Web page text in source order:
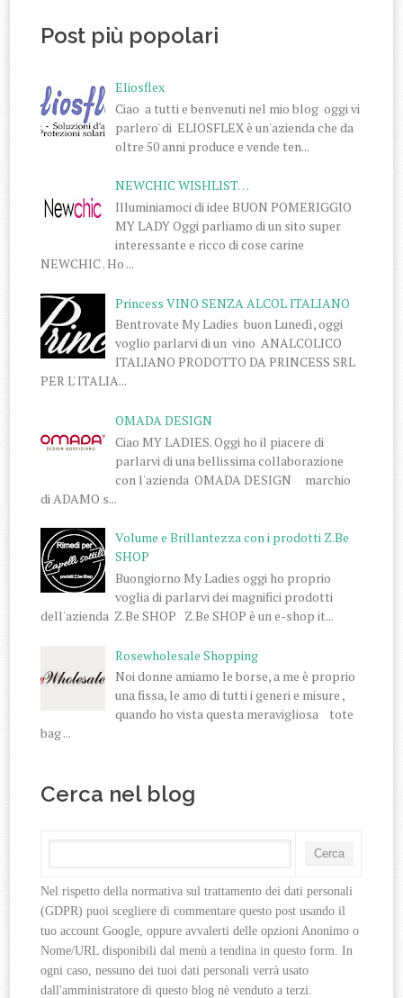
Post più popolari
Eliosflex
Ciao a tutti e benvenuti nel mio blog oggi vi
parlero' di ELIOSFLEX è un'azienda che da
oltre 50 anni produce e vende ten...
NEWCHIC WISHLIST…
Illuminiamoci di idee BUON POMERIGGIO
MY LADY Oggi parliamo di un sito super
interessante e ricco di cose carine
NEWCHIC . Ho ...
Princess VINO SENZA ALCOL ITALIANO
Bentrovate My Ladies buon Lunedì, oggi
voglio parlarvi di un vino ANALCOLICO
ITALIANO PRODOTTO DA PRINCESS SRL
PER L' ITALIA...
OMADA DESIGN
Ciao MY LADIES. Oggi ho il piacere di
parlarvi di una bellissima collaborazione
con l'azienda OMADA DESIGN marchio
di ADAMO s...
Volume e Brillantezza con i prodotti Z.Be
SHOP
Buongiorno My Ladies oggi ho proprio
voglia di parlarvi dei magnifici prodotti
dell'azienda Z.Be SHOP Z.Be SHOP è un e-shop it...
Rosewholesale Shopping
Noi donne amiamo le borse, a me è proprio
una fissa, le amo di tutti i generi e misure ,
quando ho vista questa meravigliosa tote
bag ...
Cerca nel blog
Nel rispetto della normativa sul trattamento dei dati personali
(GDPR) puoi scegliere di commentare questo post usando il
tuo account Google, oppure avvalerti delle opzioni Anonimo o
Nome/URL disponibili dal menù a tendina in questo form. In
ogni caso, nessuno dei tuoi dati personali verrà usato
dall'amministratore di questo blog nè venduto a terzi.